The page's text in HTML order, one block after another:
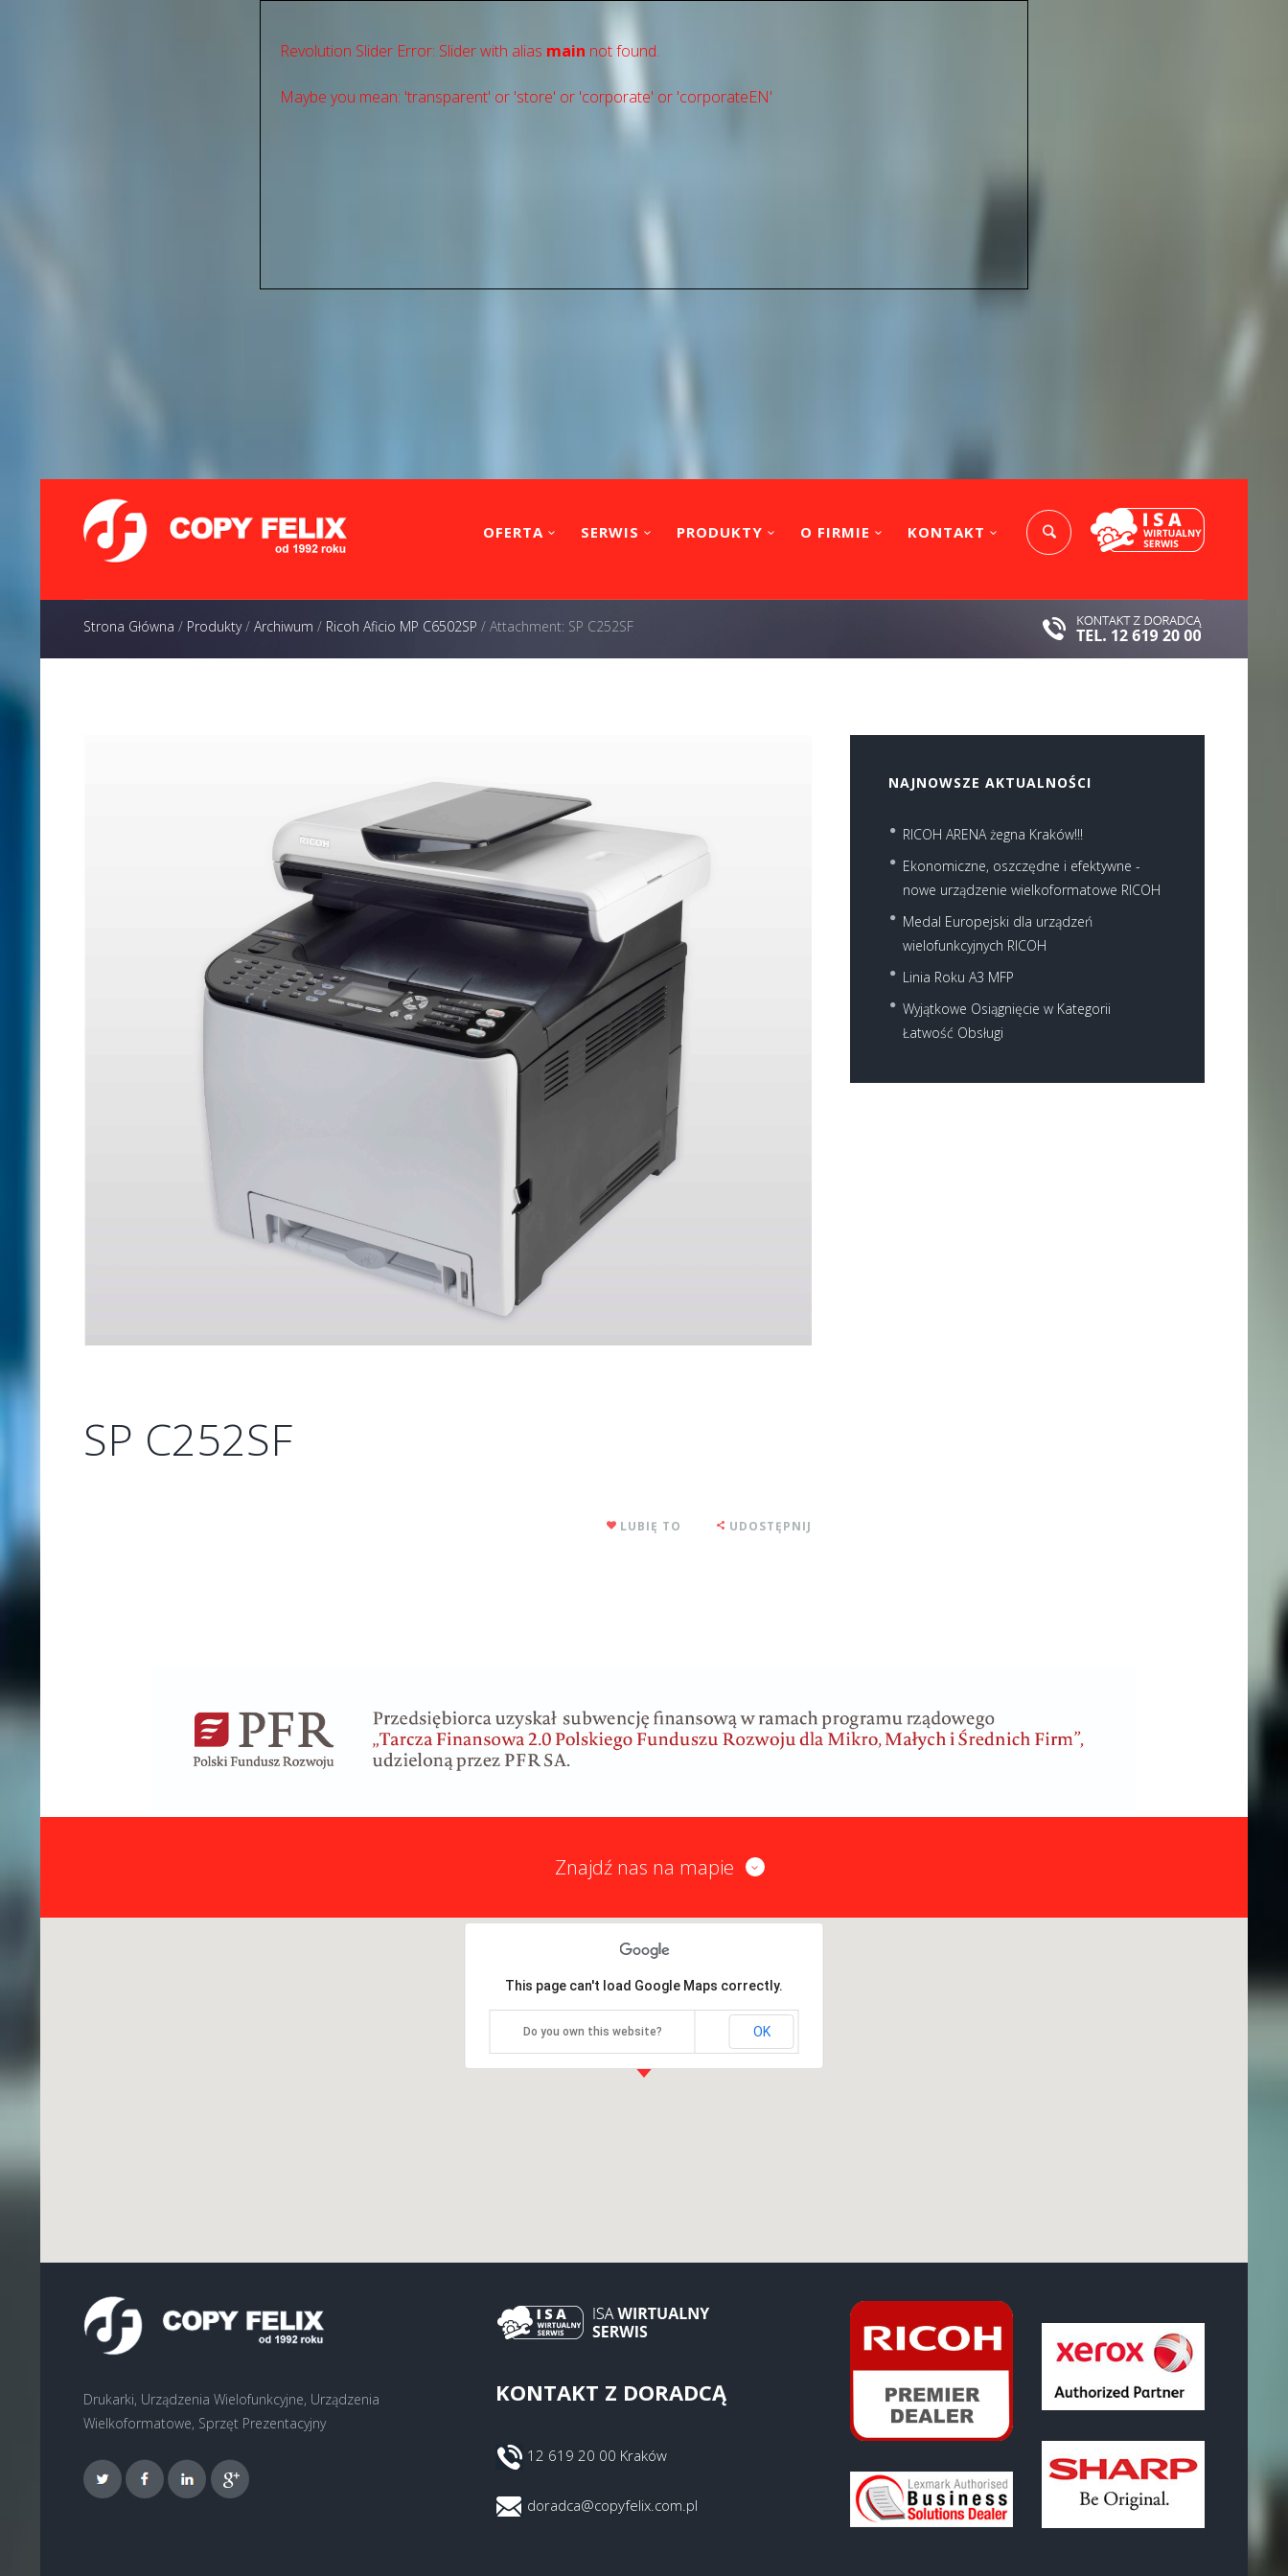
Revolution Slider Error: Slider with alias main not found.
Maybe you mean: 'transparent' or 'store' or 'сorporate' or 'corporateEN'
OFERTA SERWIS PRODUKTY O FIRMIE KONTAKT
Strona Główna / Produkty/ Archiwum / Ricoh Aficio MP C6502SP / Attachment: SP C252SF
Next item
SP C252SF
LUBIĘ TO UDOSTĘPNIJ
NAJNOWSZE AKTUALNOŚCI
RICOH ARENA żegna Kraków!!!
Ekonomiczne, oszczędne i efektywne -
nowe urządzenie wielkoformatowe RICOH
Medal Europejski dla urządzeń
wielofunkcyjnych RICOH
Linia Roku A3 MFP
Wyjątkowe Osiągnięcie w Kategorii
Łatwość Obsługi
Znajdź nas na mapie
This page can't load Google Maps correctly.
Do you own this website? OK
Drukarki, Urządzenia Wielofunkcyjne, Urządzenia
Wielkoformatowe, Sprzęt Prezentacyjny
KONTAKT Z DORADCĄ
12 619 20 00 Kraków
doradca@copyfelix.com.pl